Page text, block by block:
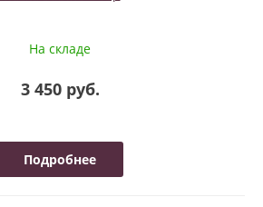
На складе
3 450 руб.
Подробнее